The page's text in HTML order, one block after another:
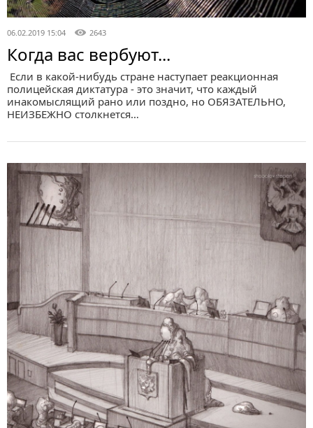
06.02.2019 15:04 2643
Когда вас вербуют...
Если в какой-нибудь стране наступает реакционная
полицейская диктатура - это значит, что каждый
инакомыслящий рано или поздно, но ОБЯЗАТЕЛЬНО,
НЕИЗБЕЖНО столкнется…